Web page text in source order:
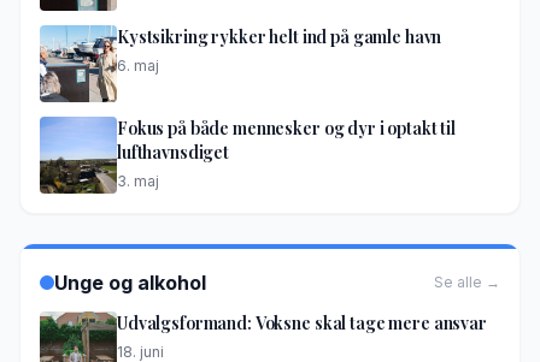
Kystsikring rykker helt ind på gamle havn
6. maj
Fokus på både mennesker og dyr i optakt til
lufthavnsdiget
3. maj
Unge og alkohol Se alle →
Udvalgsformand: Voksne skal tage mere ansvar
18. juni